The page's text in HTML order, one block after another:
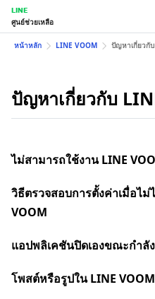
LINE
ศูนย์ช่วยเหลือ
หน้าหลัก LINE VOOM ปัญหาเกี่ยวกั
ปัญหาเกี่ยวกับ
ไม่สามารถใช้งาน LINE
วิธีตรวจสอบการตั้งค่าเมื่อไม่
VOOM
แอปพลิเคชันปิดเองขณะกำลั
โพสต์หรือรูปใน LINE